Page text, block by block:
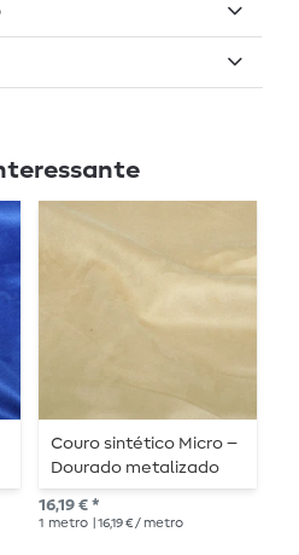
Couro sintético Micro –
Dourado metalizado
16,19 € *
1 metro | 16,19 € / metro